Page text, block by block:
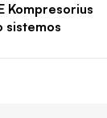
Kompresorius
sistemos